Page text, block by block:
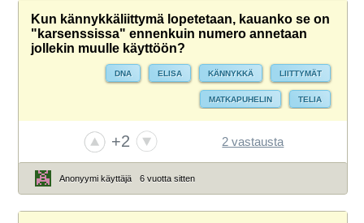
Kun kännykkäliittymä lopetetaan, kauanko se on
"karsenssissa" ennenkuin numero annetaan
jollekin muulle käyttöön?
DNA ELISA KÄNNYKKÄ LIITTYMÄT
MATKAPUHELIN TELIA
+2 2 vastausta
Anonyymi käyttäjä 6 vuotta sitten